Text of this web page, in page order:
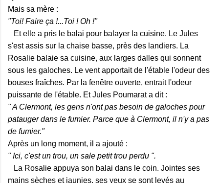
Mais sa mère :
"Toi! Faire ça !...Toi ! Oh !"
Et elle a pris le balai pour balayer la cuisine. Le Jules
s'est assis sur la chaise basse, près des landiers. La
Rosalie balaie sa cuisine, aux larges dalles qui sonnent
sous les galoches. Le vent apportait de l'étable l'odeur des
bouses fraîches. Par la fenêtre ouverte, entrait l'odeur
puissante de l'étable. Et Jules Poumarat a dit :
" A Clermont, les gens n'ont pas besoin de galoches pour
patauger dans le fumier. Parce que à Clermont, il n'y a pas
de fumier."
Après un long moment, il a ajouté :
" Ici, c'est un trou, un sale petit trou perdu ".
La Rosalie appuya son balai dans le coin. Jointes ses
mains sèches et jaunies, ses yeux se sont levés au